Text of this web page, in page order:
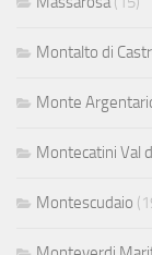
Montalto di
Monte
Montecatini Val
Montescudaio